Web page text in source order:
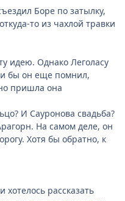
Боре по затылку,
то из чахлой травки
идею. Однако Леголасу
бы он еще помнил,
пришла она
И Сауронова свадьба?
На самом деле, он
Хотя бы обратно, к
рассказать